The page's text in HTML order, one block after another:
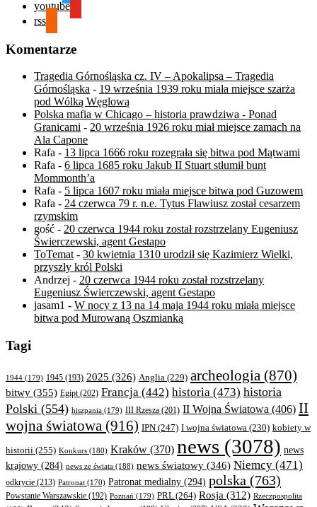
youtube
rss
Komentarze
Tragedia Górnośląska cz. IV – Apokalipsa – Tragedia
Górnośląska - 19 września 1939 roku miała miejsce szarża
pod Wólką Węglową
Polska mafia w Chicago – historia prawdziwa - Ponad
Granicami - 20 września 1926 roku miał miejsce zamach na
Ala Capone
Rafa - 13 lipca 1666 roku rozegrała się bitwa pod Mątwami
Rafa - 6 lipca 1685 roku Jakub II Stuart stłumił bunt
Mommonth’a
Rafa - 5 lipca 1607 roku miała miejsce bitwa pod Guzowem
Rafa - 24 czerwca 79 r. n.e. Tytus Flawiusz został cesarzem
rzymskim
gość - 20 czerwca 1944 roku został rozstrzelany Eugeniusz
Świerczewski, agent Gestapo
ToTemat- 30 kwietnia 1310 urodził się Kazimierz Wielki,
przyszły król Polski
Andrzej - 20 czerwca 1944 roku został rozstrzelany
Eugeniusz Świerczewski, agent Gestapo
jasam1 - W nocy z 13 na 14 maja 1944 roku miała miejsce
bitwa pod Murowaną Oszmianką
Tagi
1944 (179) 1945 (193) 2025 (326) Anglia (229) archeologia (870)
bitwy (355) Egipt(202) Francja (442) historia (473) historia
Polski (554) hiszpania (179) III Rzesza (201) II Wojna Światowa (406) II
wojna światowa (916) IPN (247) I wojna światowa (230) kobiety w
historii (255) Konkurs (180) Kraków (370) news (3078) news
krajowy (284) news ze świata (188) news światowy (346) Niemcy (471)
odkrycie (213) Patronat (170) Patronat medialny (294) polska (763)
Powstanie Warszawskie (192) Poznań (179) PRL(264) Rosja (312) Rzeczpospolita